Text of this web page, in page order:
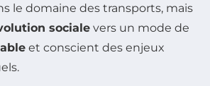
le domaine des transports, mais
sociale vers un mode de
et conscient des enjeux